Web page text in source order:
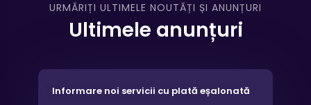
URMĂRIȚI ULTIMELE NOUTĂȚI ȘI ANUNȚURI
Ultimele anunțuri
Informare noi servicii cu plată eșalonată